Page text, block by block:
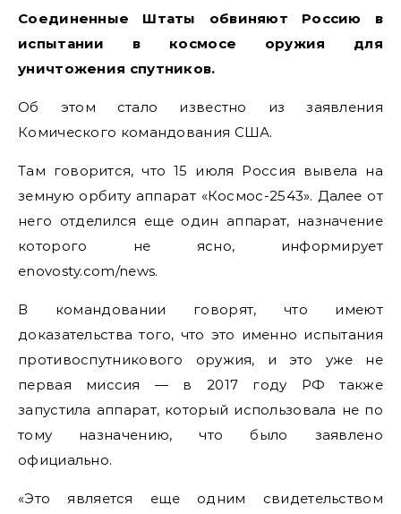
Соединенные Штаты обвиняют Россию в
испытании в космосе оружия для
уничтожения спутников.
Об этом стало известно из заявления
Комического командования США.
Там говорится, что 15 июля Россия вывела на
земную орбиту аппарат «Космос-2543». Далее от
него отделился еще один аппарат, назначение
которого не ясно, информирует
enovosty.com/news.
В командовании говорят, что имеют
доказательства того, что это именно испытания
противоспутникового оружия, и это уже не
первая миссия — в 2017 году РФ также
запустила аппарат, который использовала не по
тому назначению, что было заявлено
официально.
«Это является еще одним свидетельством